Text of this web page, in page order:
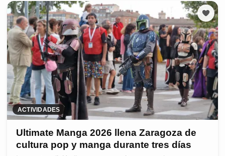
ACTIVIDADES
Ultimate Manga 2026 llena Zaragoza de
cultura pop y manga durante tres días